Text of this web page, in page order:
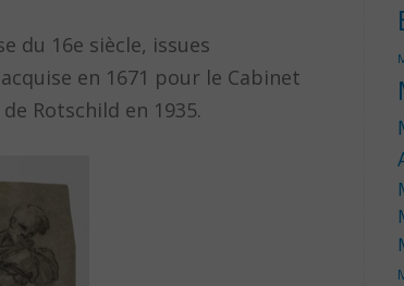
du 16e siècle, issues
en 1671 pour le Cabinet
Rotschild en 1935.